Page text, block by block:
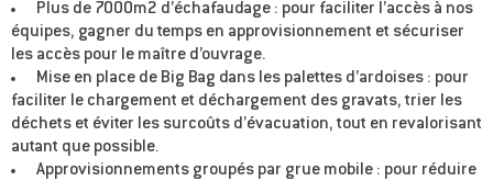
Plus de 7000m2 d’échafaudage : pour faciliter l’accès à nos
équipes, gagner du temps en approvisionnement et sécuriser
les accès pour le maître d’ouvrage.
Mise en place de Big Bag dans les palettes d’ardoises : pour
faciliter le chargement et déchargement des gravats, trier les
déchets et éviter les surcoûts d’évacuation, tout en revalorisant
autant que possible.
Approvisionnements groupés par grue mobile : pour réduire